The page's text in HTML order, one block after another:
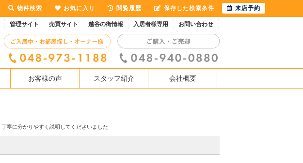
管理サイト 売買サイト 越谷の街情報 入居者様専用 お問い合わせ
お客様の声 スタッフ紹介 会社概要
丁寧に分かりやすく説明してくださいました
物件検索 お気に入り 閲覧履歴 保存した検索条件 来店予約